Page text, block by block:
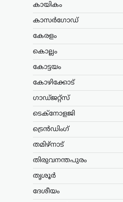
കായികം
കാസർഗോഡ്
കേരളം
കൊല്ലം
കോട്ടയം
കോഴിക്കോട്
ഗാഡ്ജറ്റ്സ്
ടെക്നോളജി
ട്രെൻഡിംഗ്
തമിഴ്നാട്
തിരുവനന്തപുരം
തൃശൂർ
ദേശീയം
ഫണ്ടിൽ
സർക്കാർ;
രൂപയുടെ
അയോധ്യ
3,300 കോടി
വ്യക്തമാക്കി.
ഉപയോഗവുമായി
കേരളം,